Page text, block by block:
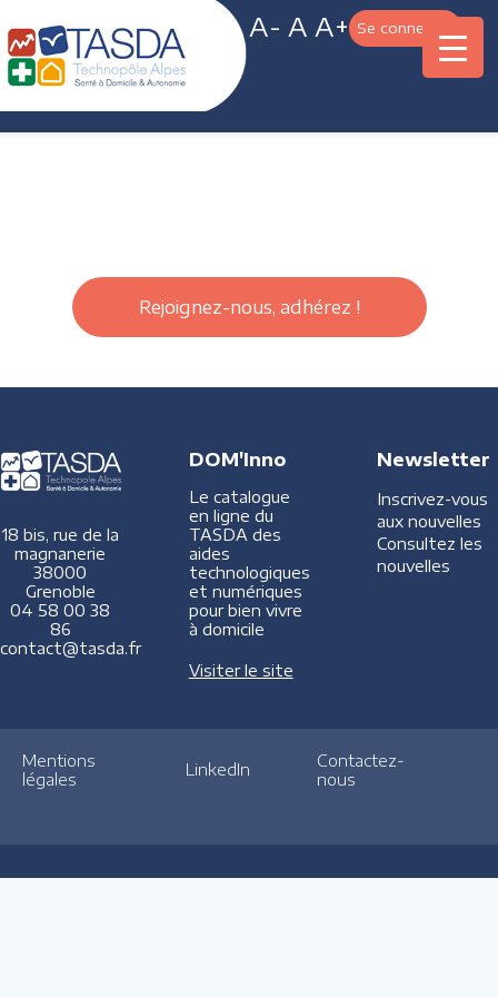
A- A A+ Se connecter
Rejoignez-nous, adhérez !
18 bis, rue de la
magnanerie
38000
Grenoble
04 58 00 38
86
contact@tasda.fr
DOM'Inno
Le catalogue
en ligne du
TASDA des
aides
technologiques
et numériques
pour bien vivre
à domicile
Visiter le site
Newsletter
Inscrivez-vous
aux nouvelles
Consultez les
nouvelles
Mentions
légales
LinkedIn
Contactez-
nous